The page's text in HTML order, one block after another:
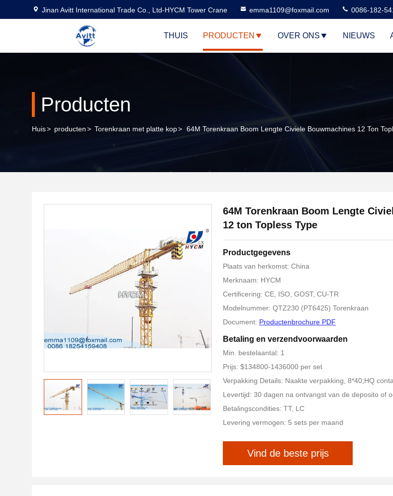
Jinan Avitt International Trade Co., Ltd-HYCM Tower Crane emma1109@foxmail.com 0086-182-
THUIS PRODUCTEN OVER ONS NIEUWS
Producten
Huis> producten> Torenkraan met platte kop> 64M Torenkraan Boom Lengte Civiele Bouwmachines 12 Ton
64M Torenkraan Boom Lengte
12 ton Topless Type
Productgegevens
Plaats van herkomst: China
Merknaam: HYCM
Certificering: CE, ISO, GOST, CU-TR
Modelnummer: QTZ230 (PT6425) Torenkraan
Document: Productenbrochure PDF
Betaling en verzendvoorwaarden
Min. bestelaantal: 1
Prijs: $134800-1436000 per set
Verpakking Details: Naakte verpakking, 8*40;HQ
Levertijd: 30 dagen na ontvangst van de deposito of
Betalingscondities: TT, LC
Levering vermogen: 5 sets per maand
Vind de beste prijs